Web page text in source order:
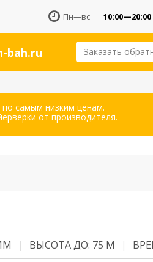
Пн—вс 10:00—20:00
bah.ru Заказать
самым низким ценам.
от производителя.
ВЫСОТА ДО: 75 М